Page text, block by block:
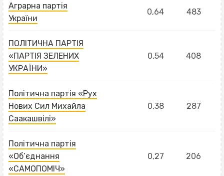
Аграрна партія
України
0,64 483
ПОЛІТИЧНА ПАРТІЯ
«ПАРТІЯ ЗЕЛЕНИХ
УКРАЇНИ»
0,54 408
Політична партія «Рух
Нових Сил Михайла
Саакашвілі»
0,38 287
Політична партія
«Об’єднання
«САМОПОМІЧ»
0,27 206